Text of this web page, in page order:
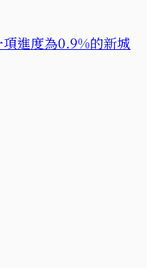
進度為0.9%的新城